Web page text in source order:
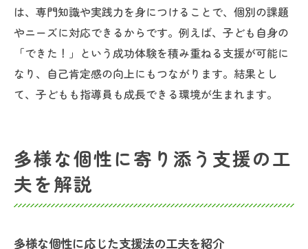
は、専門知識や実践力を身につけることで、個別の課題
やニーズに対応できるからです。例えば、子ども自身の
「できた！」という成功体験を積み重ねる支援が可能に
なり、自己肯定感の向上にもつながります。結果とし
て、子どもも指導員も成長できる環境が生まれます。
多様な個性に寄り添う支援の工
夫を解説
多様な個性に応じた支援法の工夫を紹介